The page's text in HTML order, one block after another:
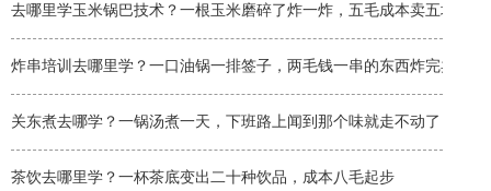
去哪里学玉米锅巴技术？一根玉米磨碎了炸一炸，五毛成本卖五块
炸串培训去哪里学？一口油锅一排签子，两毛钱一串的东西炸完卖两块
关东煮去哪学？一锅汤煮一天，下班路上闻到那个味就走不动了
茶饮去哪里学？一杯茶底变出二十种饮品，成本八毛起步